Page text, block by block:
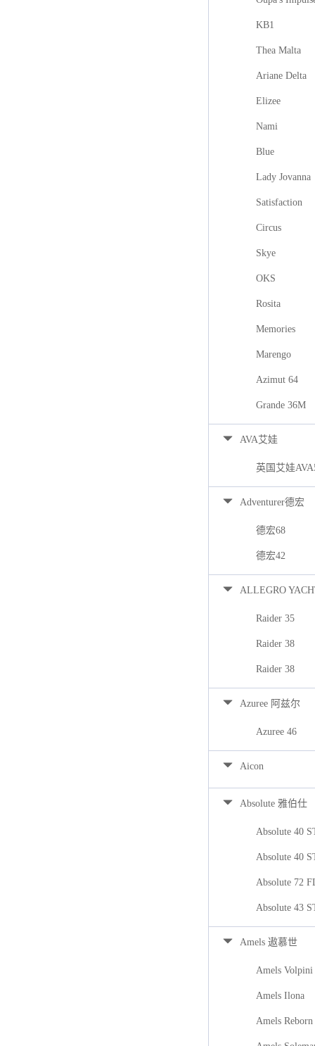
KB1
Thea Malta
Ariane Delta
Elizee
Nami
Blue
Lady Jovanna
Satisfaction
Circus
Skye
OKS
Rosita
Memories
Marengo
Azimut 64
Grande 36M
AVA艾娃
英国艾娃
Adventurer德宏
德宏68
德宏42
ALLEGRO
Raider 35
Raider 38
Raider 38
Azuree 阿兹尔
Azuree 46
Aicon
Absolute 雅伯仕
Absolute 40
Absolute 40
Absolute 72
Absolute 43
Amels 遨慕世
Amels Volpini
Amels Ilona
Amels